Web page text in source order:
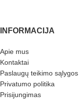
INFORMACIJA
Apie mus
Kontaktai
Paslaugų teikimo sąlygos
Privatumo politika
Prisijungimas